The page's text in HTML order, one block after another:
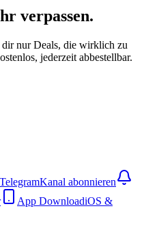
verpassen.
nur Deals, die wirklich zu
jederzeit abbestellbar.
TelegramKanal abonnieren
App DownloadiOS &